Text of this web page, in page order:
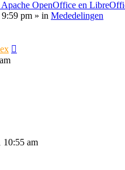
OpenOffice en
pm » in Mededelingen
10:55 am